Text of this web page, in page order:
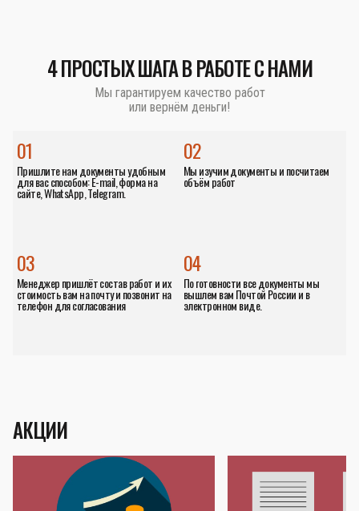
4 ПРОСТЫХ ШАГА В РАБОТЕ С НАМИ
Мы гарантируем качество работ
или вернём деньги!
01
Пришлите нам документы удобным
для вас способом: E-mail, форма на
сайте, WhatsApp, Telegram.
02
Мы изучим документы и посчитаем
объём работ
04
По готовности все документы мы
вышлем вам Почтой России и в
электронном виде.
03
Менеджер пришлёт состав работ и их
стоимость вам на почту и позвонит на
телефон для согласования
АКЦИИ